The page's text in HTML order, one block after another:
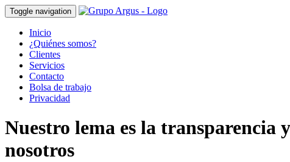
Toggle navigation
Inicio
¿Quiénes somos?
Clientes
Servicios
Contacto
Bolsa de trabajo
Privacidad
Nuestro lema es la transparencia
nosotros